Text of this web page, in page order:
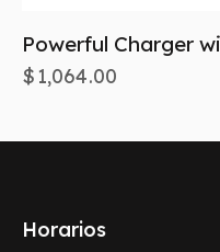
Powerful Charger
$ 1,064.00
Horarios